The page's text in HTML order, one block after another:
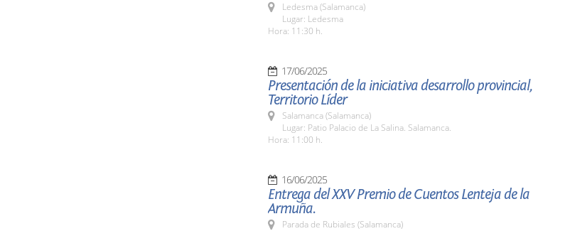
Ledesma (Salamanca)
Lugar: Ledesma
Hora: 11:30 h.
17/06/2025
Presentación de la iniciativa desarrollo provincial,
Territorio Líder
Salamanca (Salamanca)
Lugar: Patio Palacio de La Salina. Salamanca.
Hora: 11:00 h.
16/06/2025
Entrega del XXV Premio de Cuentos Lenteja de la
Armuña.
Parada de Rubiales (Salamanca)